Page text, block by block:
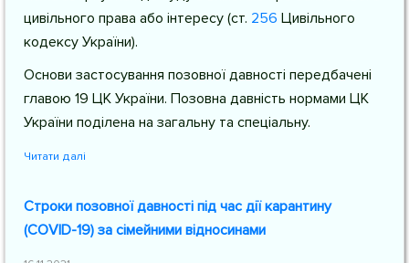
цивільного права або інтересу (ст. 256 Цивільного
кодексу України).
Основи застосування позовної давності передбачені
главою 19 ЦК України. Позовна давність нормами ЦК
України поділена на загальну та спеціальну.
Читати далі
Строки позовної давності під час дії карантину
(COVID-19) за сімейними відносинами